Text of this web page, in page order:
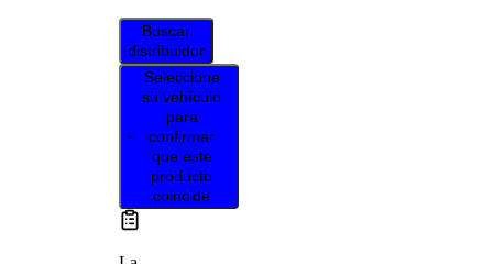
Buscar
distribuidor
Seleccione
su vehículo
para
confirmar
que este
producto
coincide